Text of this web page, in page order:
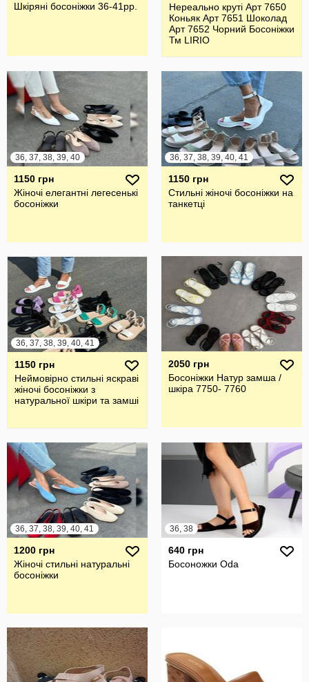
Шкіряні босоніжки 36-41рр.
Нереально круті Арт 7650
Коньяк Арт 7651 Шоколад
Арт 7652 Чорний Босоніжки
Тм LIRIO
36, 37, 38, 39, 40
1150 грн
Жіночі елегантні легесенькі
босоніжки
36, 37, 38, 39, 40, 41
1150 грн
Стильні жіночі босоніжки на
танкетці
36, 37, 38, 39, 40, 41
1150 грн
Неймовірно стильні яскраві
жіночі босоніжки з
натуральної шкіри та замші
2050 грн
Босоніжки Натур замша /
шкіра 7750- 7760
36, 37, 38, 39, 40, 41
1200 грн
Жіночі стильні натуральні
босоніжки
36, 38
640 грн
Босоножки Odа